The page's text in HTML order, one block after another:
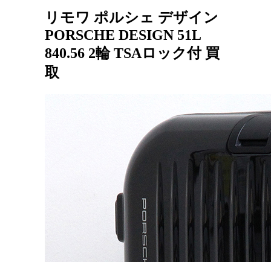
リモワ ポルシェ デザイン
PORSCHE DESIGN 51L
840.56 2輪 TSAロック付 買
取